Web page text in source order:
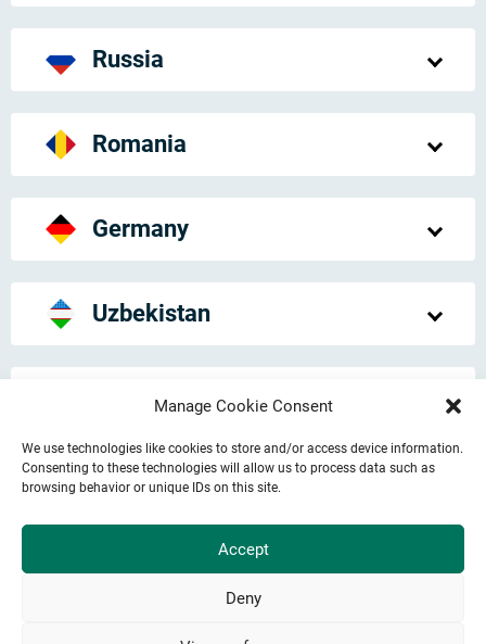
Manage Cookie Consent
We use technologies like cookies to store and/or access device information.
Consenting to these technologies will allow us to process data such as
browsing behavior or unique IDs on this site.
Accept
Deny
Russia
Romania
Germany
Uzbekistan
United Kingdom
Japan
Turkey